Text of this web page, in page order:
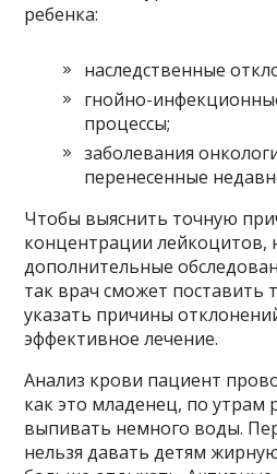
ребенка:
наследственные
гнойно-
процессы;
заболевания
перенесенные
Чтобы выяснить точную
концентрации лейкоцитов,
дополнительные
так врач сможет поставить
указать причины
эффективное лечение.
Анализ крови пациент
как это младенец, по утрам
выпивать немного воды.
нельзя давать детям